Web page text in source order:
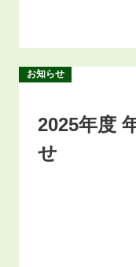
お知らせ
2025年度
せ